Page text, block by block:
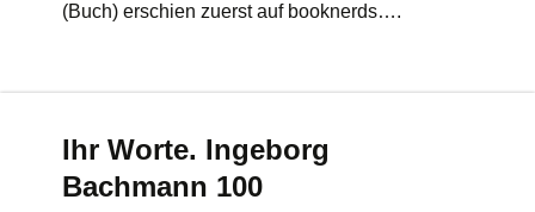
(Buch) erschien zuerst auf booknerds….
Ihr Worte. Ingeborg
Bachmann 100